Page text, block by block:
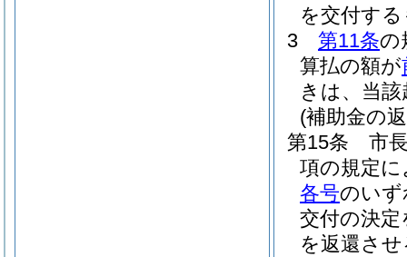
を交付す
3
第11条の
算払の額が
きは、当
(補助金の
第15条
市
項の規定
各号のいず
交付の決
を返還さ